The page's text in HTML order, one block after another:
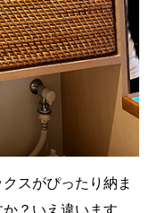
スがぴったり納ま
？いえ違います。